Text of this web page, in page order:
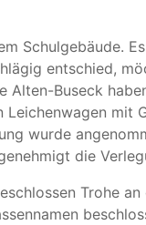
Schulgebäude.
entschied,
Buseck
wurde
die
Trohe